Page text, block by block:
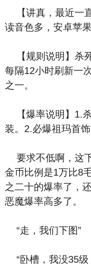
【讲真，最近一
读音色多，安卓苹果
【规则说明】杀
每隔12小时刷新一
之一。
【爆率说明】1.
装。2.必爆祖玛首
要求不低啊，这
金币比例是1万比8
之二十的爆率了，
恶魔爆率高多了。
“走，我们下图”
“卧槽，我没35级